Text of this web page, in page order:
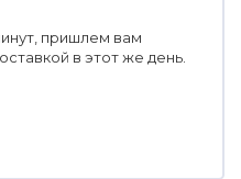
пришлем вам
в этот же день.